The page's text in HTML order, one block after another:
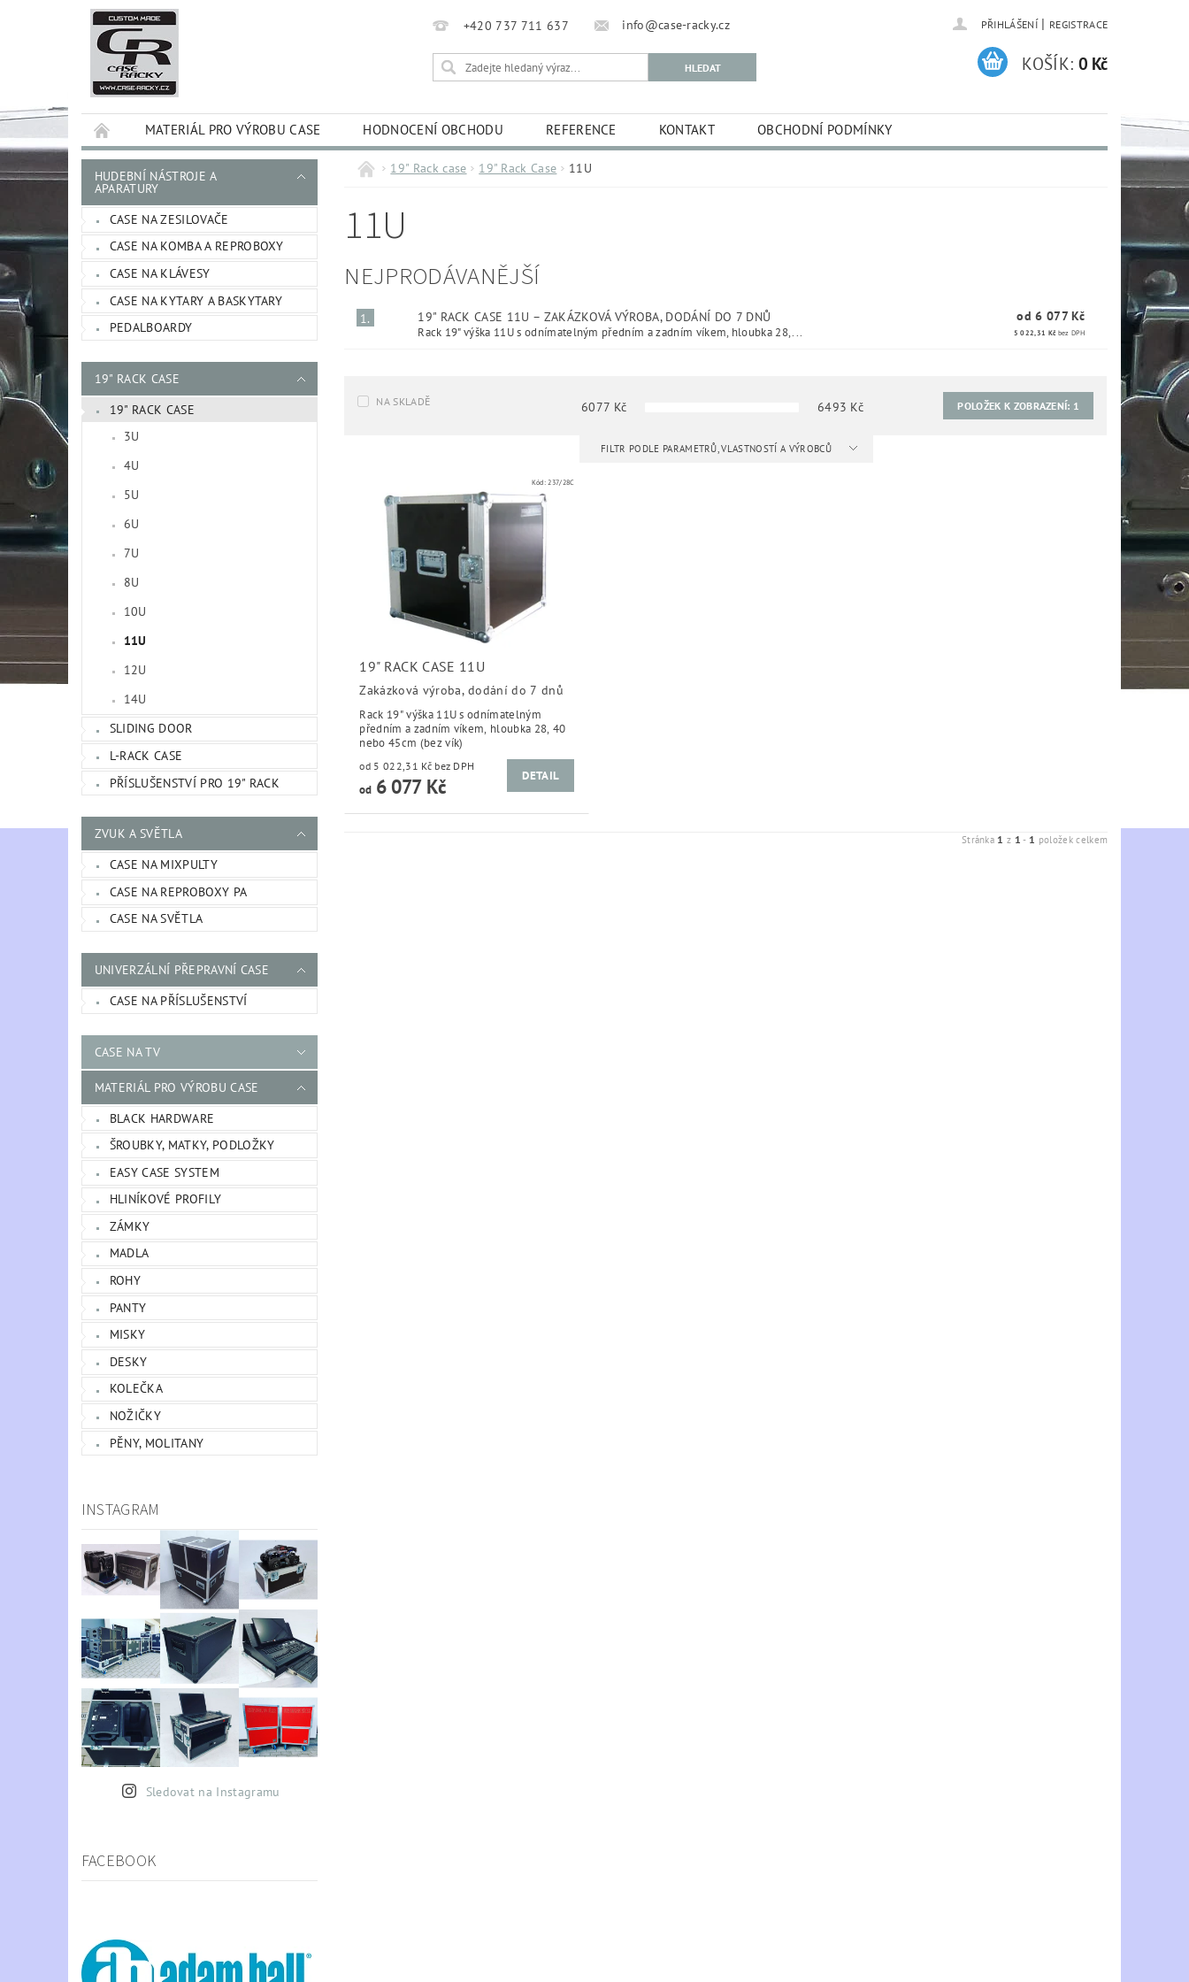
+420 737 711 637 info@case-racky.cz PŘIHLÁŠENÍ | REGISTRACE
KOŠÍK: 0 Kč
MATERIÁL PRO VÝROBU CASE HODNOCENÍ OBCHODU REFERENCE KONTAKT OBCHODNÍ PODMÍNKY
HUDEBNÍ NÁSTROJE A
APARATURY
CASE NA ZESILOVAČE
CASE NA KOMBA A REPROBOXY
CASE NA KLÁVESY
CASE NA KYTARY A BASKYTARY
PEDALBOARDY
19" RACK CASE
19" RACK CASE
3U
4U
5U
6U
7U
8U
10U
11U
12U
14U
SLIDING DOOR
L-RACK CASE
PŘÍSLUŠENSTVÍ PRO 19" RACK
ZVUK A SVĚTLA
CASE NA MIXPULTY
CASE NA REPROBOXY PA
CASE NA SVĚTLA
UNIVERZÁLNÍ PŘEPRAVNÍ CASE
CASE NA PŘÍSLUŠENSTVÍ
CASE NA TV
MATERIÁL PRO VÝROBU CASE
BLACK HARDWARE
ŠROUBKY, MATKY, PODLOŽKY
EASY CASE SYSTEM
HLINÍKOVÉ PROFILY
ZÁMKY
MADLA
ROHY
PANTY
MISKY
DESKY
KOLEČKA
NOŽIČKY
PĚNY, MOLITANY
INSTAGRAM
Sledovat na Instagramu
FACEBOOK
19" Rack case 19" Rack Case 11U
11U
NEJPRODÁVANĚJŠÍ
1. 19" RACK CASE 11U – ZAKÁZKOVÁ VÝROBA, DODÁNÍ DO 7 DNŮ
Rack 19" výška 11U s odnímatelným předním a zadním víkem, hloubka 28,...
od 6 077 Kč
5 022,31 Kč bez DPH
NA SKLADĚ 6077 Kč 6493 Kč POLOŽEK K ZOBRAZENÍ: 1
FILTR PODLE PARAMETRŮ, VLASTNOSTÍ A VÝROBCŮ
Kód: 237/28C
19" RACK CASE 11U
Zakázková výroba, dodání do 7 dnů
Rack 19" výška 11U s odnímatelným
předním a zadním víkem, hloubka 28, 40
nebo 45cm (bez vík)
od 5 022,31 Kč bez DPH
od6 077 Kč DETAIL
Stránka 1 z 1 - 1 položek celkem